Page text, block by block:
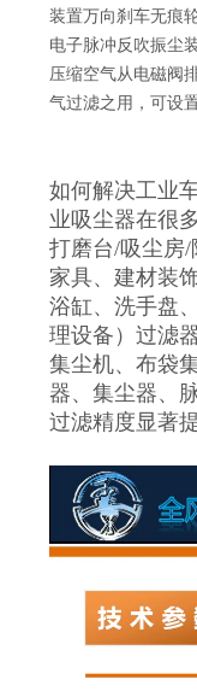
装置万向刹车无痕
电子脉冲反吹振尘
压缩空气从电磁阀
气过滤之用，可设
如何解决工业
业吸尘器在很
打磨台/吸尘房
家具、建材装
浴缸、洗手盘
理设备）过滤
集尘机、布袋
器、集尘器、
过滤精度显著